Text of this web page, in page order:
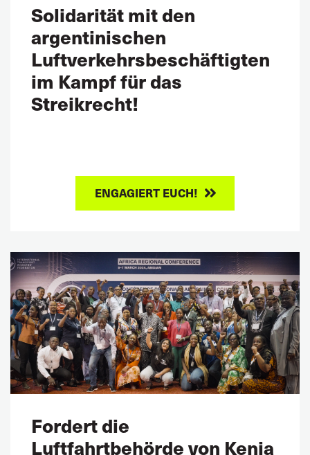
Solidarität mit den
argentinischen
Luftverkehrsbeschäftigten
im Kampf für das
Streikrecht!
ENGAGIERT EUCH!
Fordert die
Luftfahrtbehörde von Kenia